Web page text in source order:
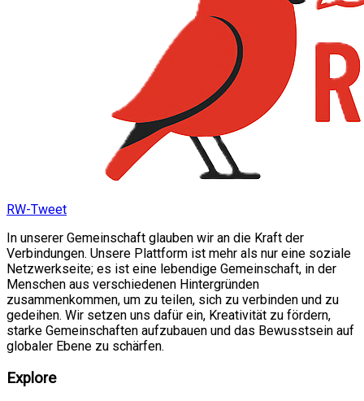
RW-Tweet
In unserer Gemeinschaft glauben wir an die Kraft der
Verbindungen. Unsere Plattform ist mehr als nur eine soziale
Netzwerkseite; es ist eine lebendige Gemeinschaft, in der
Menschen aus verschiedenen Hintergründen
zusammenkommen, um zu teilen, sich zu verbinden und zu
gedeihen. Wir setzen uns dafür ein, Kreativität zu fördern,
starke Gemeinschaften aufzubauen und das Bewusstsein auf
globaler Ebene zu schärfen.
Explore